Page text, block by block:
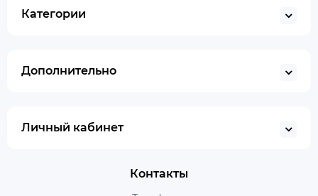
Категории
Дополнительно
Личный кабинет
Контакты